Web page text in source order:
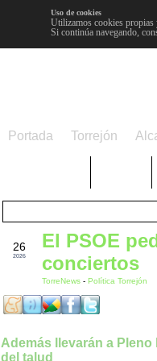
Uso de cookies
Utilizamos cookies propias
Si continúa navegando,
Portada Torrejón
26
2026
El PSOE
conciertos
TorreNews - Política Torrejón
Además llevarán a
del talud